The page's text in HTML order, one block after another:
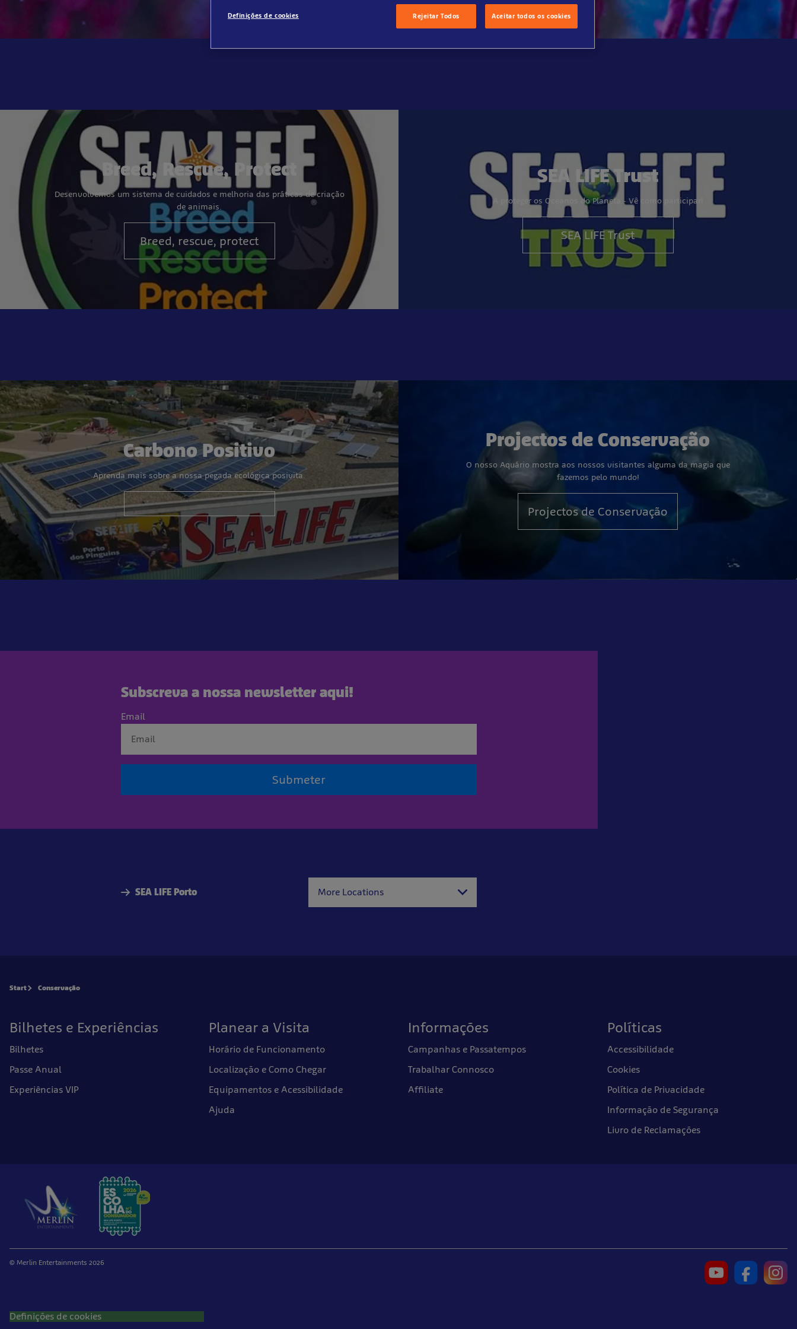
Breed, Rescue, Protect
Desenvolvemos um sistema de cuidados e melhoria das práticas de criação
de animais.
Breed, rescue, protect
SEA LIFE Trust
A proteger os Oceanos do Planeta - Vê como participar!
SEA LIFE Trust
Carbono Positivo
Aprenda mais sobre a nossa pegada ecológica posivita.
Projectos de Conservação
O nosso Aquário mostra aos nossos visitantes alguma da magia que
fazemos pelo mundo!
Projectos de Conservação
Subscreva a nossa newsletter aqui!
Email
Submeter
SEA LIFE Porto More Locations
Start Conservação
Bilhetes e Experiências
Bilhetes
Passe Anual
Experiências VIP
Planear a Visita
Horário de Funcionamento
Localização e Como Chegar
Equipamentos e Acessibilidade
Ajuda
Informações
Campanhas e Passatempos
Trabalhar Connosco
Affiliate
Políticas
Accessibilidade
Cookies
Política de Privacidade
Informação de Segurança
Livro de Reclamações
© Merlin Entertainments 2026
Definições de cookies
Definições de cookies Rejeitar Todos Aceitar todos os cookies